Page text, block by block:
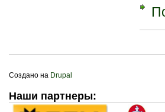
Создано на Drupal
Наши партнеры: